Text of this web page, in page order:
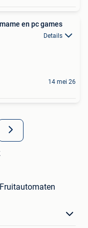
en pc games
Details
14 mei 26